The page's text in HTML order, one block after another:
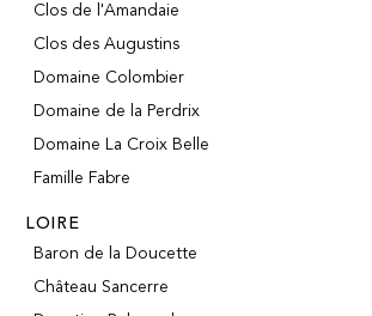
Clos de l'Amandaie
Clos des Augustins
Domaine Colombier
Domaine de la Perdrix
Domaine La Croix Belle
Famille Fabre
LOIRE
Baron de la Doucette
Château Sancerre